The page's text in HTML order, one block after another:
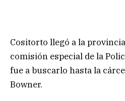
Cositorto llegó a la
comisión especial de la
fue a buscarlo hasta la
Bowner.